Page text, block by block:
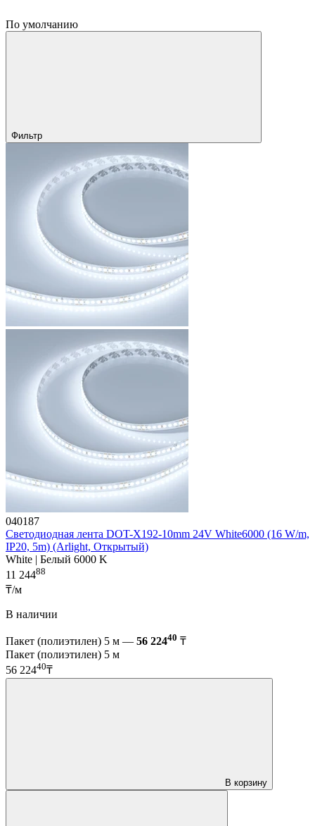
По умолчанию
Фильтр
040187
Светодиодная лента DOT-X192-10mm 24V White6000 (16 W/m,
IP20, 5m) (Arlight, Открытый)
White | Белый 6000 K
11 24488
₸/м
В наличии
Пакет (полиэтилен) 5 м — 56 22440 ₸
Пакет (полиэтилен) 5 м
56 22440₸
В корзину